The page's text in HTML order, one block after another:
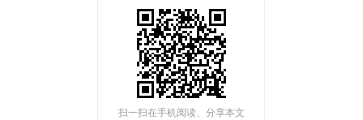
扫一扫在手机阅读、分享本文